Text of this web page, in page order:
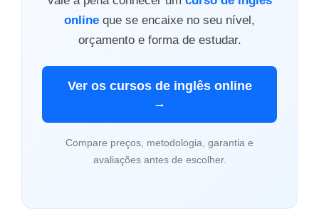
online que se encaixe no seu nível,
orçamento e forma de estudar.
Ver os cursos de inglês online
→
Compare preços, metodologia, garantia e
avaliações antes de escolher.